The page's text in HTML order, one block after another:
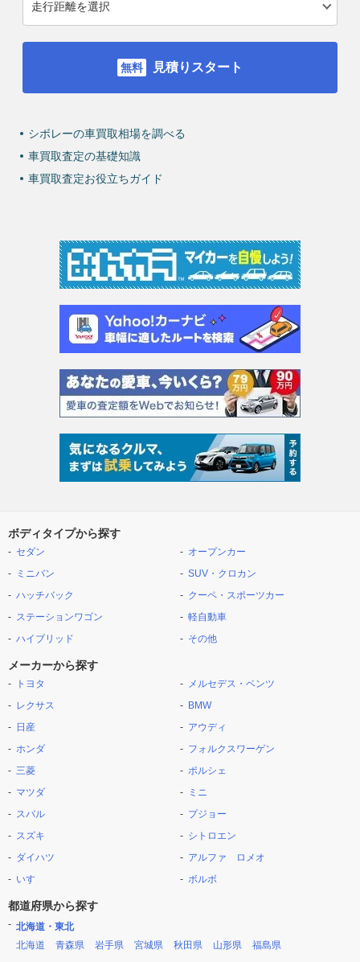
見積りスタート
シボレーの車買取相場を調べる
車買取査定の基礎知識
車買取査定お役立ちガイド
ボディタイプから探す
セダン
ミニバン
ハッチバック
ステーションワゴン
ハイブリッド
オープンカー
SUV・クロカン
クーペ・スポーツカー
軽自動車
その他
メーカーから探す
トヨタ
レクサス
日産
ホンダ
三菱
マツダ
スバル
スズキ
ダイハツ
いすゞ
メルセデス・ベンツ
BMW
アウディ
フォルクスワーゲン
ポルシェ
ミニ
プジョー
シトロエン
アルファ ロメオ
ボルボ
都道府県から探す
北海道・東北
北海道
青森県 岩手県 宮城県 秋田県 山形県 福島県